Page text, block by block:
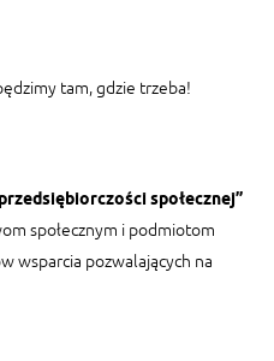
tam, gdzie trzeba!
społecznej”
społecznym i podmiotom
wsparcia pozwalających na